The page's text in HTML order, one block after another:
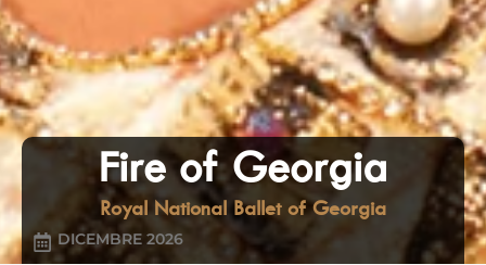
Fire of Georgia
Royal National Ballet of Georgia
DICEMBRE 2026